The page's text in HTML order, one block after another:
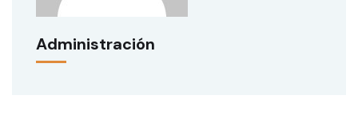
Administración